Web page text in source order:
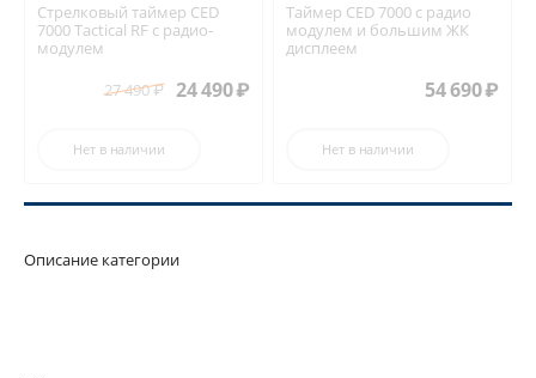
Стрелковый таймер CED
7000 Tactical RF с радио-
модулем
27 490₽ 24 490₽
Нет в наличии
Таймер CED 7000 с радио
модулем и большим ЖК
дисплеем
54 690₽
Нет в наличии
Описание категории